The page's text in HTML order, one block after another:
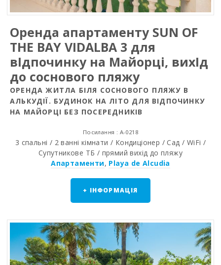
Оренда апартаменту SUN OF
THE BAY VIDALBA 3 для
вIдпочинку на Майорці, вихIд
до соснового пляжу
ОРЕНДА ЖИТЛА БІЛЯ СОСНОВОГО ПЛЯЖУ В
АЛЬКУДІЇ. БУДИНОК НА ЛІТО ДЛЯ ВІДПОЧИНКУ
НА МАЙОРЦІ БЕЗ ПОСЕРЕДНИКІВ
Посилання : A-0218
3 спальні / 2 ванні кімнати / Кондиціонер / Сад / WiFi /
Супутникове ТБ / прямий вихід до пляжу
Апартаменти, Playa de Alcudia
+ ІНФОРМАЦІЯ